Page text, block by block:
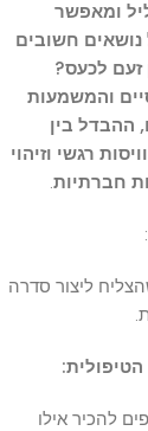
ומאפשר
חשובים
זעם לכעס?
והמשמעות
ההבדל בין
רגשי וזיהוי
חברתיות.
:
ליצור סדרה
להכיר אילו